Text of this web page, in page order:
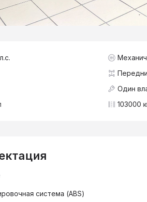
Один
103000
система (ABS)